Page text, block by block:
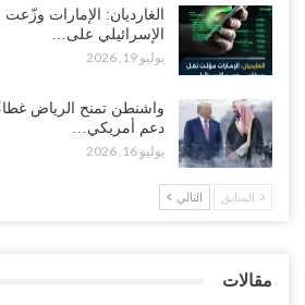
وسط غضبٍ جنوباً.. دعوات لإغلاق مطرح
للتجنيد إلى ساحة لتصفية قادة التحالف..!
“تعز“| مع اقتراب إعادة الهيكلة السعودية..
لإشعال حرب..!
أغسطس 2, 2026
أغسطس 2, 2026
الغارديان: الإمارات
الإسرائيلي على…
يوليو 19, 2026
واشنطن تمنح الرياض
دعم أمريكي…
يوليو 16, 2026
السابق التالي
مقالات